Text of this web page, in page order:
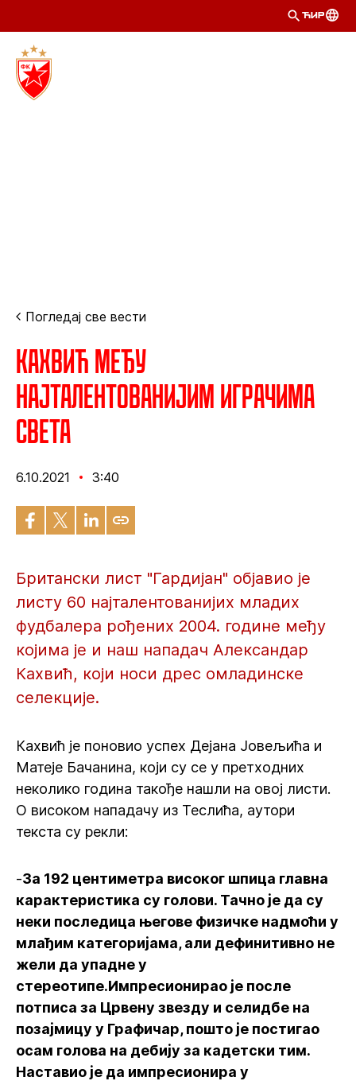
ЋИР
Погледај све вести
Кахвић међу
најталентованијим играчима
света
6.10.2021 3:40
Британски лист "Гардијан" објавио је
листу 60 најталентованијих младих
фудбалера рођених 2004. године међу
којима је и наш нападач Александар
Кахвић, који носи дрес омладинске
селекције.
Кахвић је поновио успех Дејана Јовељића и
Матеје Бачанина, који су се у претходних
неколико година такође нашли на овој листи.
О високом нападачу из Теслића, аутори
текста су рекли:
-За 192 центиметра високог шпица главна
карактеристика су голови. Тачно је да су
неки последица његове физичке надмоћи у
млађим категоријама, али дефинитивно не
жели да упадне у
стереотипе.Импресионирао је после
потписа за Црвену звезду и селидбе на
позајмицу у Графичар, пошто је постигао
осам голова на дебију за кадетски тим.
Наставио је да импресионира у